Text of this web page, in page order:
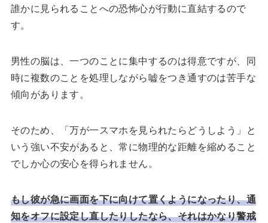
誰かに見られることへの恐怖心が行動に直結するので
す。
男性の脳は、一つのことに集中するのは得意ですが、同
時に複数のことを処理しながら嘘をつき通すのは苦手な
傾向があります。
そのため、「万が一スマホを見られたらどうしよう」と
いう強い不安があると、常に物理的な距離を縮めること
でしか心の安心を得られません。
もし彼が急に画面を下に向けて置くようになったり、通
知をオフに設定し直したりしたなら、それはかなり警戒